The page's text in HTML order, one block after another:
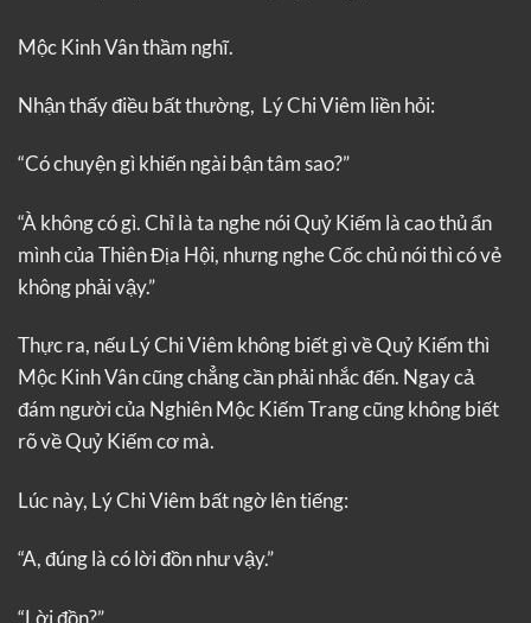
Mộc Kinh Vân thầm nghĩ.
Nhận thấy điều bất thường, Lý Chi Viêm liền hỏi:
“Có chuyện gì khiến ngài bận tâm sao?”
“À không có gì. Chỉ là ta nghe nói Quỷ Kiếm là cao thủ ẩn
mình của Thiên Địa Hội, nhưng nghe Cốc chủ nói thì có vẻ
không phải vậy.”
Thực ra, nếu Lý Chi Viêm không biết gì về Quỷ Kiếm thì
Mộc Kinh Vân cũng chẳng cần phải nhắc đến. Ngay cả
đám người của Nghiên Mộc Kiếm Trang cũng không biết
rõ về Quỷ Kiếm cơ mà.
Lúc này, Lý Chi Viêm bất ngờ lên tiếng:
“A, đúng là có lời đồn như vậy.”
“Lời đồn?”